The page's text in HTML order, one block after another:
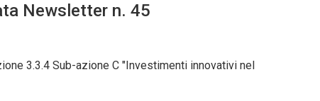
Newsletter n. 45
3.3.4 Sub-azione C "Investimenti innovativi nel